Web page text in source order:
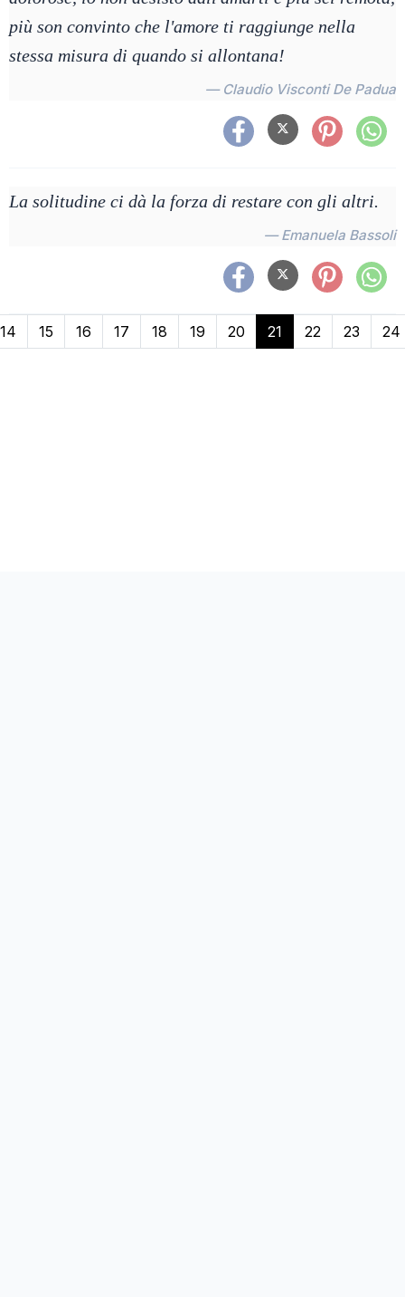
più son convinto che l'amore ti raggiunge nella
stessa misura di quando si allontana!
— Claudio Visconti De Padua
La solitudine ci dà la forza di restare con gli altri.
— Emanuela Bassoli
14 15 16 17 18 19 20 21 22 23 24